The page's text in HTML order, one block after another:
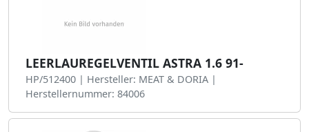
LEERLAUREGELVENTIL ASTRA 1.6 91-
HP/512400 | Hersteller: MEAT & DORIA |
Herstellernummer: 84006